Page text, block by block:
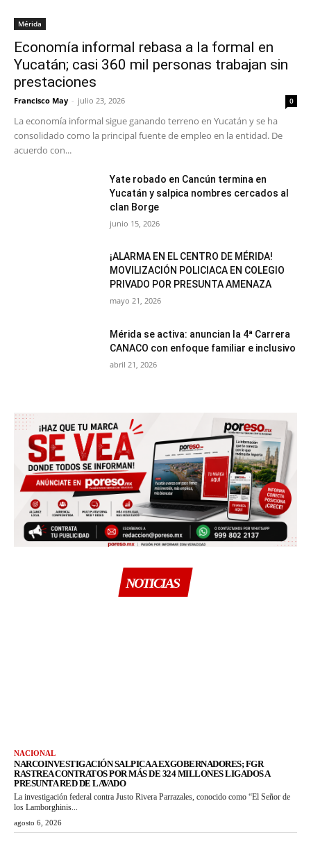
Mérida
Economía informal rebasa a la formal en
Yucatán; casi 360 mil personas trabajan sin
prestaciones
Francisco May - julio 23, 2026 0
La economía informal sigue ganando terreno en Yucatán y se ha
consolidado como la principal fuente de empleo en la entidad. De
acuerdo con...
Yate robado en Cancún termina en
Yucatán y salpica nombres cercados al
clan Borge
junio 15, 2026
¡ALARMA EN EL CENTRO DE MÉRIDA!
MOVILIZACIÓN POLICIACA EN COLEGIO
PRIVADO POR PRESUNTA AMENAZA
mayo 21, 2026
Mérida se activa: anuncian la 4ª Carrera
CANACO con enfoque familiar e inclusivo
abril 21, 2026
NOTICIAS
NACIONAL
NARCOINVESTIGACIÓN SALPICA A EXGOBERNADORES; FGR
RASTREA CONTRATOS POR MÁS DE 324 MILLONES LIGADOS A
PRESUNTA RED DE LAVADO
La investigación federal contra Justo Rivera Parrazales, conocido como “El Señor de
los Lamborghinis...
agosto 6, 2026